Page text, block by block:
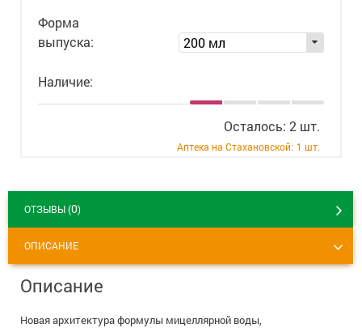
Форма
выпуска:
200 мл
Наличие:
Осталось: 2 шт.
Аптека на Стахановской: 1 шт.
ОТЗЫВЫ (0)
ОПИСАНИЕ
Описание
Новая архитектура формулы мицеллярной воды,